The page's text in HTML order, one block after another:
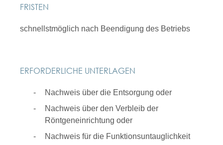
FRISTEN
schnellstmöglich nach Beendigung des Betriebs
ERFORDERLICHE UNTERLAGEN
Nachweis über die Entsorgung oder
Nachweis über den Verbleib der
Röntgeneinrichtung oder
Nachweis für die Funktionsuntauglichkeit